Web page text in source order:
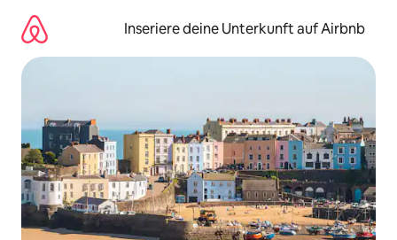
Inhalten
springen
Inseriere deine Unterkunft auf Airbnb